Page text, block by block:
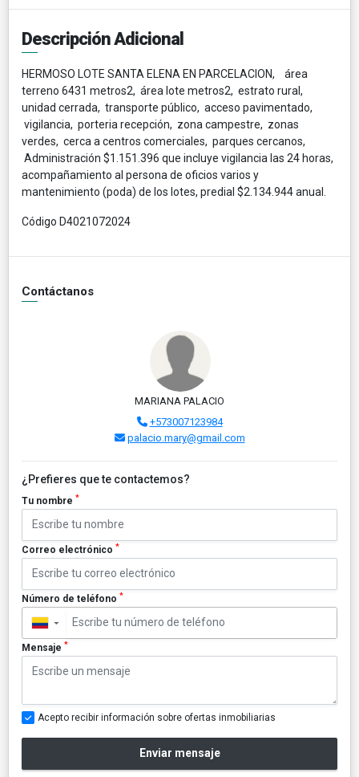
Descripción Adicional
HERMOSO LOTE SANTA ELENA EN PARCELACION, área
terreno 6431 metros2, área lote metros2, estrato rural,
unidad cerrada, transporte público, acceso pavimentado,
vigilancia, porteria recepción, zona campestre, zonas
verdes, cerca a centros comerciales, parques cercanos,
Administración $1.151.396 que incluye vigilancia las 24 horas,
acompañamiento al persona de oficios varios y
mantenimiento (poda) de los lotes, predial $2.134.944 anual.
Código D4021072024
Contáctanos
MARIANA PALACIO
+573007123984
palacio.mary@gmail.com
¿Prefieres que te contactemos?
Tu nombre *
Correo electrónico *
Número de teléfono *
▼
Mensaje *
Acepto recibir información sobre ofertas inmobiliarias
Enviar mensaje